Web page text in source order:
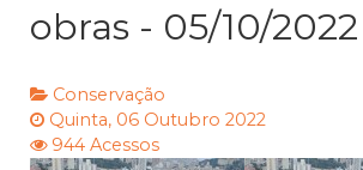
obras - 05/10/2022
Conservação
Quinta, 06 Outubro 2022
944 Acessos